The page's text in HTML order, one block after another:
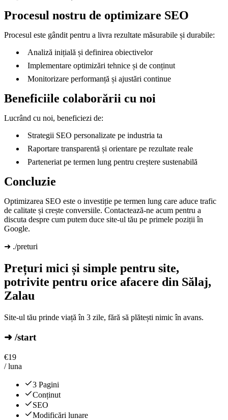
Procesul nostru de optimizare SEO
Procesul este gândit pentru a livra rezultate măsurabile și durabile:
Analiză inițială și definirea obiectivelor
Implementare optimizări tehnice și de conținut
Monitorizare performanță și ajustări continue
Beneficiile colaborării cu noi
Lucrând cu noi, beneficiezi de:
Strategii SEO personalizate pe industria ta
Raportare transparentă și orientare pe rezultate reale
Parteneriat pe termen lung pentru creștere sustenabilă
Concluzie
Optimizarea SEO este o investiție pe termen lung care aduce trafic
de calitate și crește conversiile. Contactează-ne acum pentru a
discuta despre cum putem duce site-ul tău pe primele poziții în
Google.
➜ ./preturi
Prețuri mici și simple pentru site,
potrivite pentru orice afacere din Sălaj,
Zalau
Site-ul tău prinde viață în 3 zile, fără să plătești nimic în avans.
➜ /start
€19
/ luna
3 Pagini
Conținut
SEO
Modificări lunare